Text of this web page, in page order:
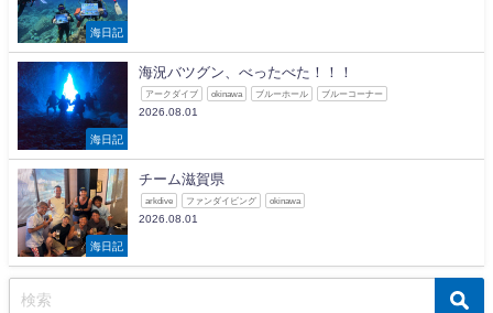
海日記
海日記
海況バツグン、べったべた！！！
アークダイブ okinawa ブルーホール ブルーコーナー
2026.08.01
海日記
チーム滋賀県
arkdive ファンダイビング okinawa
2026.08.01